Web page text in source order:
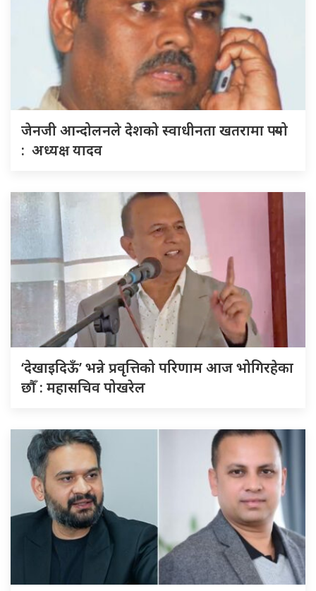
जेनजी आन्दोलनले देशको स्वाधीनता खतरामा पर्‍यो
: अध्यक्ष यादव
‘देखाइदिऊँ’ भन्ने प्रवृत्तिको परिणाम आज भोगिरहेका
छौँ : महासचिव पोखरेल